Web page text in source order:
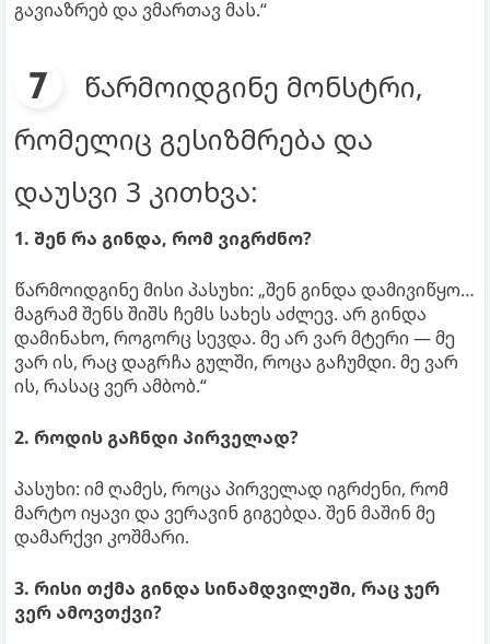
გავიაზრებ და ვმართავ მას.“
წარმოიდგინე მონსტრი,
რომელიც გესიზმრება და
დაუსვი 3 კითხვა:
1. შენ რა გინდა, რომ ვიგრძნო?
წარმოიდგინე მისი პასუხი: „შენ გინდა დამივიწყო…
მაგრამ შენს შიშს ჩემს სახეს აძლევ. არ გინდა
დამინახო, როგორც სევდა. მე არ ვარ მტერი — მე
ვარ ის, რაც დაგრჩა გულში, როცა გაჩუმდი. მე ვარ
ის, რასაც ვერ ამბობ.“
2. როდის გაჩნდი პირველად?
პასუხი: იმ ღამეს, როცა პირველად იგრძენი, რომ
მარტო იყავი და ვერავინ გიგებდა. შენ მაშინ მე
დამარქვი კოშმარი.
3. რისი თქმა გინდა სინამდვილეში, რაც ჯერ
ვერ ამოვთქვი?